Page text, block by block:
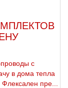
с
в дома тепла
пре...